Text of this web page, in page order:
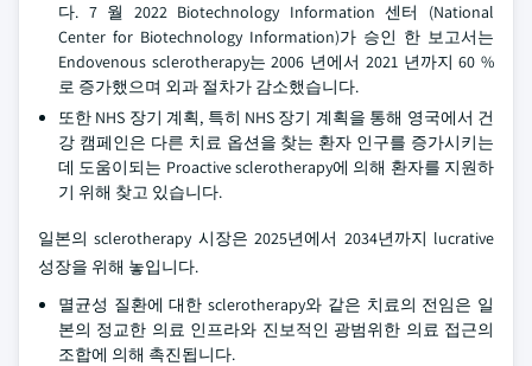
다. 7 월 2022 Biotechnology Information 센터 (National
Center for Biotechnology Information)가 승인 한 보고서는
Endovenous sclerotherapy는 2006 년에서 2021 년까지 60 %
로 증가했으며 외과 절차가 감소했습니다.
또한 NHS 장기 계획, 특히 NHS 장기 계획을 통해 영국에서 건
강 캠페인은 다른 치료 옵션을 찾는 환자 인구를 증가시키는
데 도움이되는 Proactive sclerotherapy에 의해 환자를 지원하
기 위해 찾고 있습니다.
일본의 sclerotherapy 시장은 2025년에서 2034년까지 lucrative
성장을 위해 놓입니다.
멸균성 질환에 대한 sclerotherapy와 같은 치료의 전임은 일
본의 정교한 의료 인프라와 진보적인 광범위한 의료 접근의
조합에 의해 촉진됩니다.